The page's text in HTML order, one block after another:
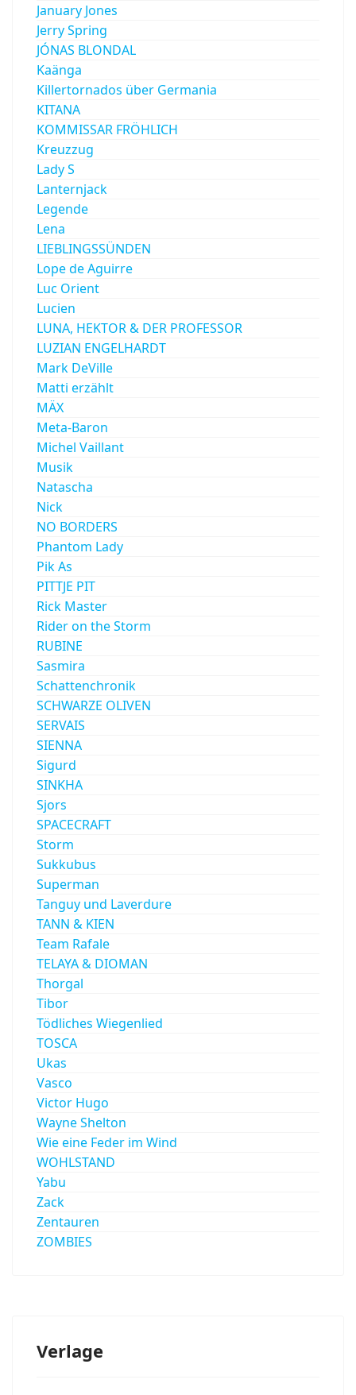
January Jones
Jerry Spring
JÓNAS BLONDAL
Kaänga
Killertornados über Germania
KITANA
KOMMISSAR FRÖHLICH
Kreuzzug
Lady S
Lanternjack
Legende
Lena
LIEBLINGSSÜNDEN
Lope de Aguirre
Luc Orient
Lucien
LUNA, HEKTOR & DER PROFESSOR
LUZIAN ENGELHARDT
Mark DeVille
Matti erzählt
MÄX
Meta-Baron
Michel Vaillant
Musik
Natascha
Nick
NO BORDERS
Phantom Lady
Pik As
PITTJE PIT
Rick Master
Rider on the Storm
RUBINE
Sasmira
Schattenchronik
SCHWARZE OLIVEN
SERVAIS
SIENNA
Sigurd
SINKHA
Sjors
SPACECRAFT
Storm
Sukkubus
Superman
Tanguy und Laverdure
TANN & KIEN
Team Rafale
TELAYA & DIOMAN
Thorgal
Tibor
Tödliches Wiegenlied
TOSCA
Ukas
Vasco
Victor Hugo
Wayne Shelton
Wie eine Feder im Wind
WOHLSTAND
Yabu
Zack
Zentauren
ZOMBIES
Verlage